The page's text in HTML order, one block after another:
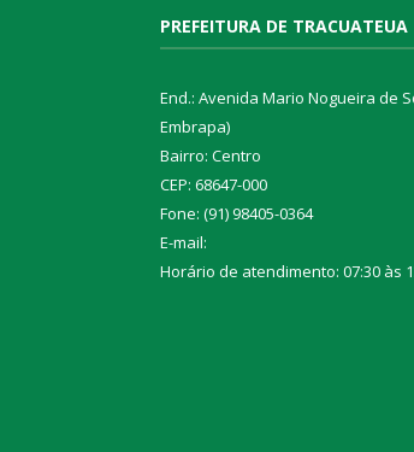
PREFEITURA DE TRACUATEUA
End.: Avenida Mario Nogueira de
Embrapa)
Bairro: Centro
CEP: 68647-000
Fone: (91) 98405-0364
E-mail:
Horário de atendimento: 07:30 às